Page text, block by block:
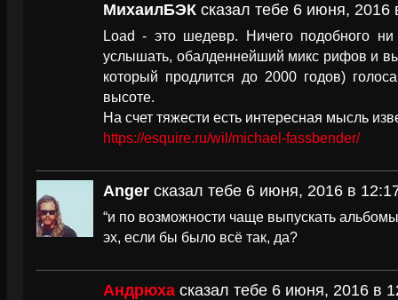
МихаилБЭК сказал тебе 6 июня, 2016
Load - это шедевр. Ничего подобного
услышать, обалденнейший микс рифов и
который продлится до 2000 годов)
высоте.
На счет тяжести есть интересная мысль
https://esquire.ru/wil/michael-fassbender/
Anger сказал тебе 6 июня, 2016 в
“и по возможности чаще выпускать
эх, если бы было всё так, да?
Андрюха сказал тебе 6 июня, 2016 в